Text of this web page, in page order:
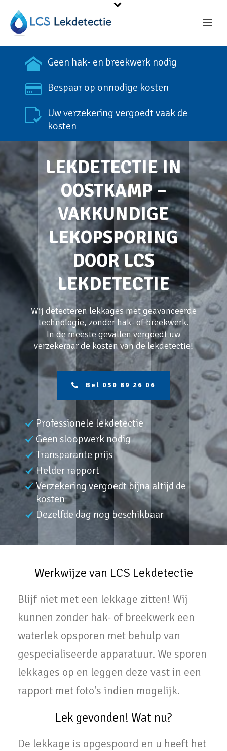
Geen hak- en breekwerk nodig
Bespaar op onnodige kosten
Uw verzekering vergoedt vaak de
kosten
LEKDETECTIE IN
OOSTKAMP –
VAKKUNDIGE
LEKOPSPORING
DOOR LCS
LEKDETECTIE
Wij detecteren lekkages met geavanceerde
technologie, zonder hak- of breekwerk.
In de meeste gevallen vergoedt uw
verzekeraar de kosten van de lekdetectie!
Bel 050 89 26 06
Professionele lekdetectie
Geen sloopwerk nodig
Transparante prijs
Helder rapport
Verzekering vergoedt bijna altijd de
kosten
Dezelfde dag nog beschikbaar
Werkwijze van LCS Lekdetectie
Blijf niet met een lekkage zitten! Wij
kunnen zonder hak- of breekwerk een
waterlek opsporen met behulp van
gespecialiseerde apparatuur. We sporen
lekkages op en leggen deze vast in een
rapport met foto’s indien mogelijk.
Lek gevonden! Wat nu?
De lekkage is opgespoord en u heeft het